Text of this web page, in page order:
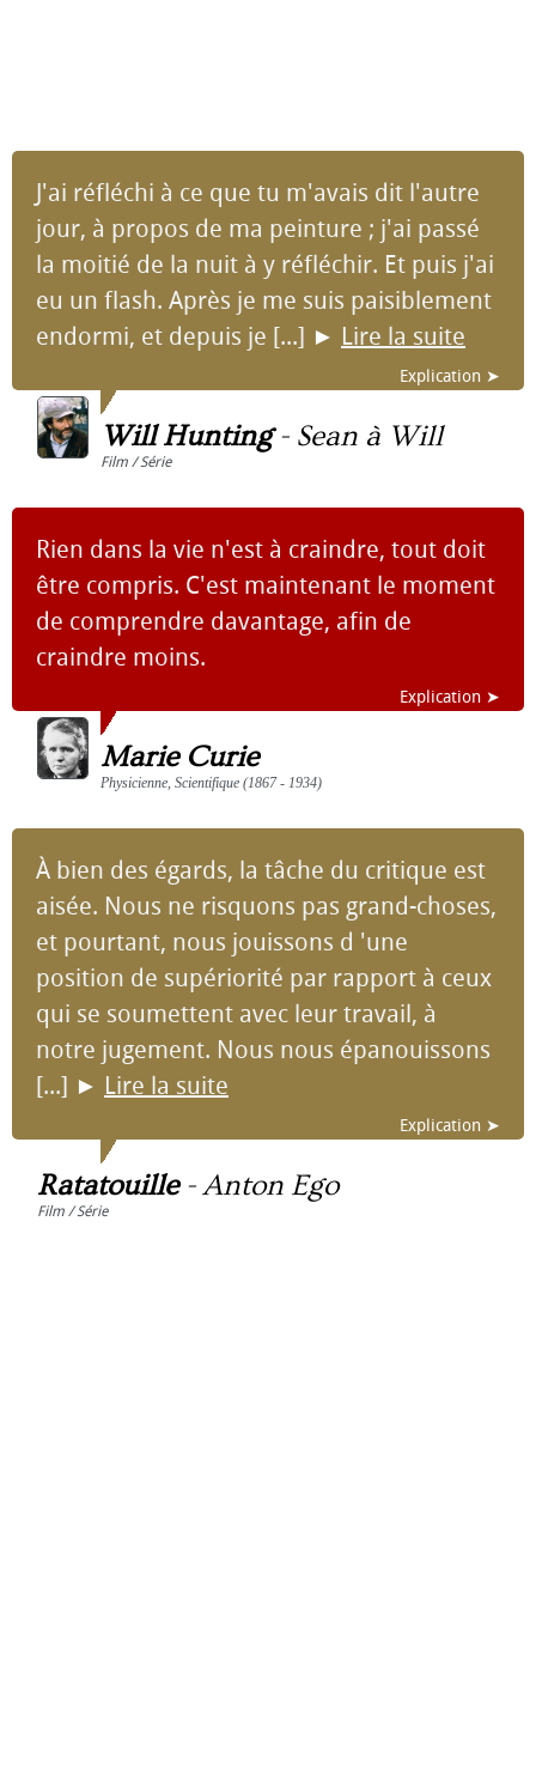
J'ai réfléchi à ce que tu m'avais dit l'autre
jour, à propos de ma peinture ; j'ai passé
la moitié de la nuit à y réfléchir. Et puis j'ai
eu un flash. Après je me suis paisiblement
endormi, et depuis je [...] ► Lire la suite
Explication ➤
Will Hunting- Sean à Will
Film / Série
Rien dans la vie n'est à craindre, tout doit
être compris. C'est maintenant le moment
de comprendre davantage, afin de
craindre moins.
Explication ➤
Marie Curie
Physicienne, Scientifique (1867 - 1934)
À bien des égards, la tâche du critique est
aisée. Nous ne risquons pas grand-choses,
et pourtant, nous jouissons d 'une
position de supériorité par rapport à ceux
qui se soumettent avec leur travail, à
notre jugement. Nous nous épanouissons
[...] ► Lire la suite
Explication ➤
Ratatouille-Anton Ego
Film / Série